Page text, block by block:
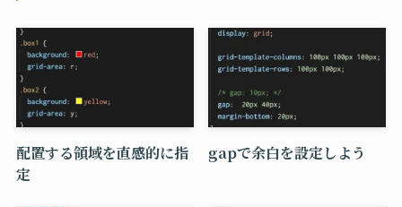
配置する領域を直感的に指
定
gapで余白を設定しよう